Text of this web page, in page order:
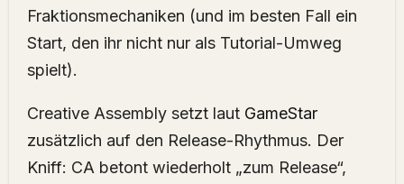
Fraktionsmechaniken (und im besten Fall ein
Start, den ihr nicht nur als Tutorial-Umweg
spielt).
Creative Assembly setzt laut GameStar
zusätzlich auf den Release-Rhythmus. Der
Kniff: CA betont wiederholt „zum Release“,